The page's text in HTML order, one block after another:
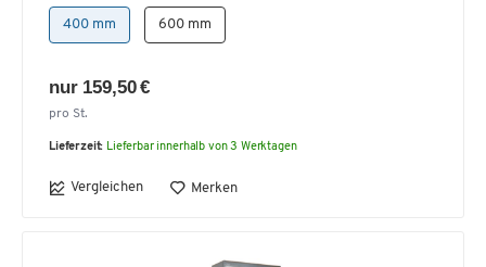
400 mm 600 mm
nur 159,50 €
pro St.
Lieferzeit: Lieferbar innerhalb von 3 Werktagen
Vergleichen Merken